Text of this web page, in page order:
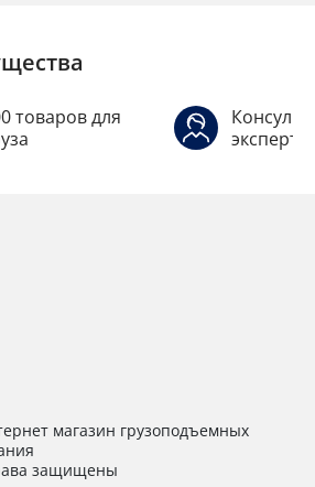
товаров для
магазин грузоподъемных
защищены